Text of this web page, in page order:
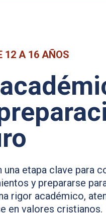
12 A 16 AÑOS
etapa clave para
y prepararse
rigor académico,
en valores cristianos.